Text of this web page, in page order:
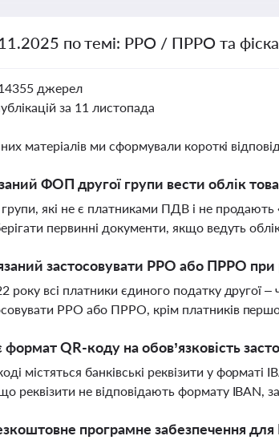
по темі: РРО / ПРРО та
джерел
за 11 листопада
матеріалів ми сформували короткі
ФОП другої групи вести облік
які не є платниками ПДВ і не продають
первинні документи, якщо ведуть
застосовувати РРО або ПРРО при
року всі платники єдиного податку другої –
РРО або ПРРО, крім платників
формат QR-коду на обов’язковість
містяться банківські реквізити у
реквізити не відповідають формату
програмне забезпечення